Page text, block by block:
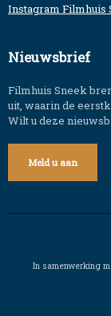
Instagram Filmhuis
Nieuwsbrief
Filmhuis Sneek
uit, waarin de
Wilt u deze
Meld u aan
In samenwerking